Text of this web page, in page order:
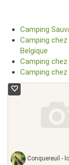
Camping
Camping
Belgique
Camping
Camping
Conquereuil - loire-